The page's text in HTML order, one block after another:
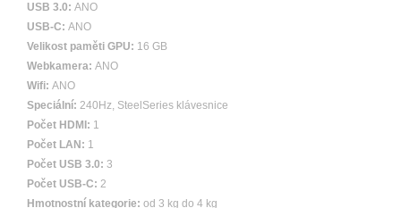
USB 3.0: ANO
USB-C: ANO
Velikost paměti GPU: 16 GB
Webkamera: ANO
Wifi: ANO
Speciální: 240Hz, SteelSeries klávesnice
Počet HDMI: 1
Počet LAN: 1
Počet USB 3.0: 3
Počet USB-C: 2
Hmotnostní kategorie: od 3 kg do 4 kg